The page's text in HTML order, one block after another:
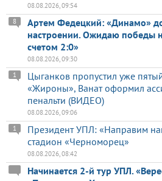
08.08.2026, 09:54
Артем Федецкий: «Динамо»
настроении. Ожидаю победы
счетом 2:0»
8
08.08.2026, 09:30
Цыганков пропустил уже
«Жироны», Ванат оформил
пенальти (ВИДЕО)
1
08.08.2026, 09:06
Президент УПЛ: «Направим
стадион «Черноморец»
1
08.08.2026, 08:42
Начинается 2-й тур УПЛ.